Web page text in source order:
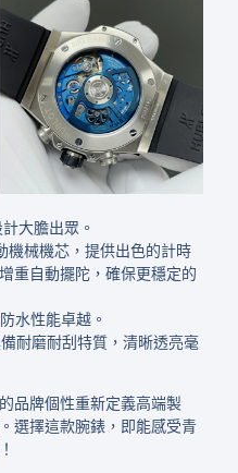
大膽出眾。
機械機芯，提供出色的計時
重自動擺陀，確保更穩定的
水性能卓越。
耐磨耐刮特質，清晰透亮毫
品牌個性重新定義高端製
選擇這款腕錶，即能感受青